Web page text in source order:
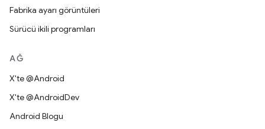
Fabrika ayarı görüntüleri
Sürücü ikili programları
AĞ
X'te @Android
X'te @AndroidDev
Android Blogu